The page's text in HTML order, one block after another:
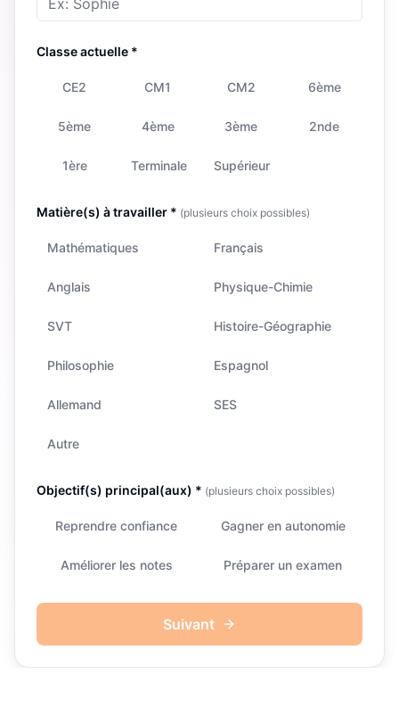
Classe actuelle *
CE2 CM1 CM2 6ème
5ème 4ème 3ème 2nde
1ère Terminale Supérieur
Matière(s) à travailler * (plusieurs choix possibles)
Mathématiques Français
Anglais Physique-Chimie
SVT Histoire-Géographie
Philosophie Espagnol
Allemand SES
Autre
Objectif(s) principal(aux) * (plusieurs choix possibles)
Reprendre confiance Gagner en autonomie
Améliorer les notes Préparer un examen
Suivant